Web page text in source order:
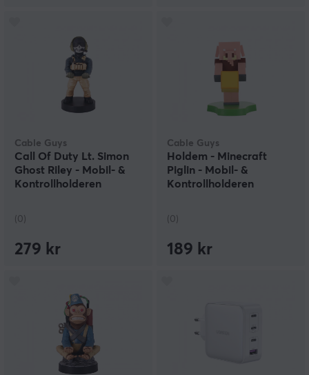
Cable Guys
Call Of Duty Lt. Simon
Ghost Riley - Mobil- &
Kontrollholderen
(0)
279 kr
Cable Guys
Holdem - Minecraft
Piglin - Mobil- &
Kontrollholderen
(0)
189 kr